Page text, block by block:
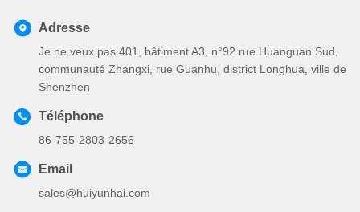
Adresse
Je ne veux pas.401, bâtiment A3, n°92 rue Huanguan Sud,
communauté Zhangxi, rue Guanhu, district Longhua, ville de
Shenzhen
Téléphone
86-755-2803-2656
Email
sales@huiyunhai.com